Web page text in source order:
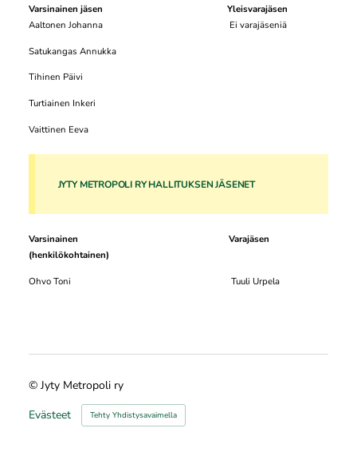
Varsinainen jäsen
Yleisvarajäsen
Aaltonen Johanna Ei varajäseniä
Satukangas Annukka
Tihinen Päivi
Turtiainen Inkeri
Vaittinen Eeva
JYTY METROPOLI RY HALLITUKSEN JÄSENET
Varsinainen
Varajäsen
(henkilökohtainen)
Ohvo Toni Tuuli Urpela
© Jyty Metropoli ry
Evästeet
Tehty Yhdistysavaimella